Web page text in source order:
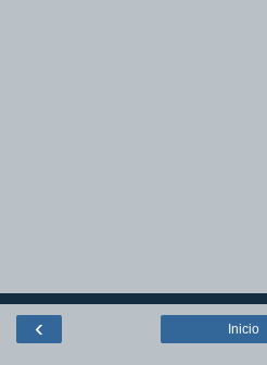
‹ Inicio